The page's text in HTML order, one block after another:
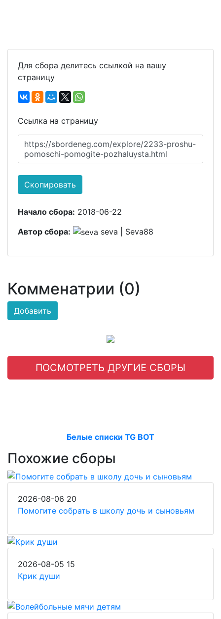
Для сбора делитесь ссылкой на вашу
страницу
Ссылка на страницу
https://sbordeneg.com/explore/2233-proshu-
pomoschi-pomogite-pozhaluysta.html
Скопировать
Начало сбора: 2018-06-22
Автор сбора:
seva | Seva88
Комменатрии (0)
Добавить
ПОСМОТРЕТЬ ДРУГИЕ СБОРЫ
Белые списки TG BOT
Похожие сборы
2026-08-06 20
Помогите собрать в школу дочь и сыновьям
2026-08-05 15
Крик души